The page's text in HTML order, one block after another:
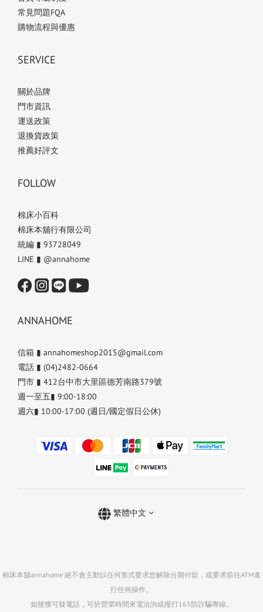
常見問題FQA
購物流程與優惠
SERVICE
關於品牌
門市資訊
運送政策
退換貨政策
推薦好評文
FOLLOW
棉床小百科
棉床本舖行有限公司
統編 ▮ 93728049
LINE ▮ @annahome
ANNAHOME
信箱 ▮ annahomeshop2015@gmail.com
電話 ▮ (04)2482-0664
門市 ▮ 412台中市大里區德芳南路379號
週一至五▮ 9:00-18:00
週六▮ 10:00-17:00 (週日/國定假日公休)
繁體中文
棉床本舖annahome 絕不會主動以任何形式要求您解除分期付款，或要求前往ATM進
行任何操作。
如接獲可疑電話，可於營業時間來電洽詢或撥打165防詐騙專線。